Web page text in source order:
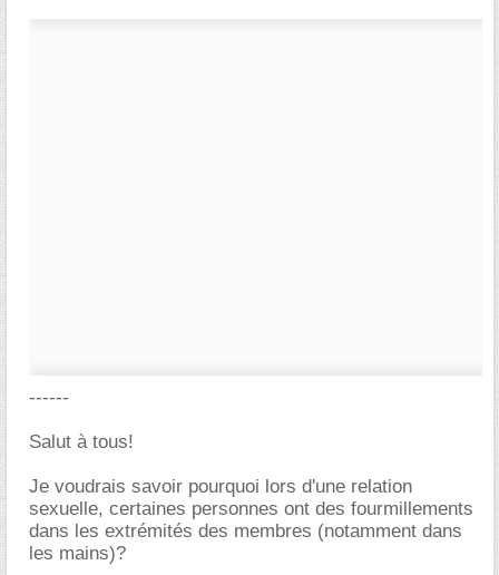
------
Salut à tous!
Je voudrais savoir pourquoi lors d'une relation
sexuelle, certaines personnes ont des fourmillements
dans les extrémités des membres (notamment dans
les mains)?